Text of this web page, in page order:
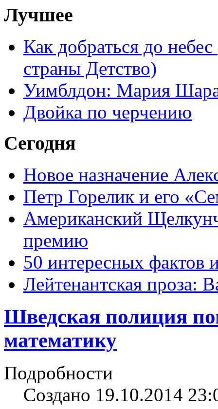
Лучшее
Как добраться до
страны Детство)
Уимблдон: Мария
Двойка по черчению
Сегодня
Новое назначение
Петр Горелик и его
Американский
премию
50 интересных фактов
Лейтенантская проза:
Шведская полиция
математику
Подробности
Создано 19.10.2014